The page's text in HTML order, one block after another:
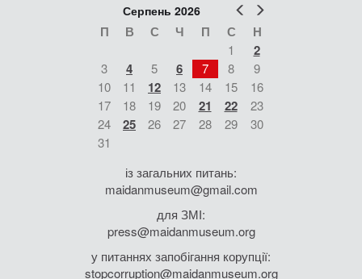
Попер
Серпень 2026
П В С Ч П С Н
1 2
3 4 5 6 7 8
9
10
11 12 13 14 15
16
17
18 19 20 21 22
23
24
25 26 27 28 29
30
31
із загальних питань:
maidanmuseum@gmail.com
для ЗМІ:
press@maidanmuseum.org
у питаннях запобігання корупції:
stopcorruption@maidanmuseum.org